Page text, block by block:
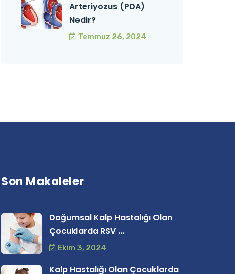
Arteriyozus (PDA)
Nedir?
Temmuz 26, 2024
Son Makaleler
Doğumsal Kalp Hastalığı Olan
Çocuklarda RSV ...
Ekim 3, 2024
Kalp Hastalığı Olan Çocuklarda